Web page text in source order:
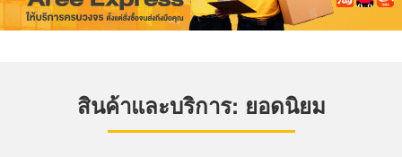
สินค้าและบริการ: ยอดนิยม